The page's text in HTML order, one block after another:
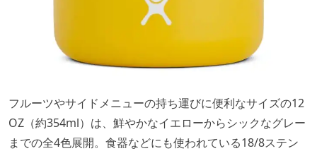
フルーツやサイドメニューの持ち運びに便利なサイズの12
OZ（約354ml）は、鮮やかなイエローからシックなグレー
までの全4色展開。食器などにも使われている18/8ステン